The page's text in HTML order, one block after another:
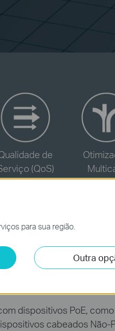
-
de
(QoS)
-
dispositivos PoE,
cabeados Não-
para sua região.
Outra